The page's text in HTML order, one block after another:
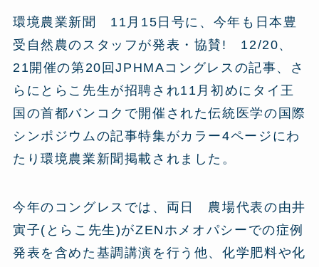
環境農業新聞 11月15日号に、今年も日本豊
受自然農のスタッフが発表・協賛! 12/20、
21開催の第20回JPHMAコングレスの記事、さ
らにとらこ先生が招聘され11月初めにタイ王
国の首都バンコクで開催された伝統医学の国際
シンポジウムの記事特集がカラー4ページにわ
たり環境農業新聞掲載されました。
今年のコングレスでは、両日 農場代表の由井
寅子(とらこ先生)がZENホメオパシーでの症例
発表を含めた基調講演を行う他、化学肥料や化